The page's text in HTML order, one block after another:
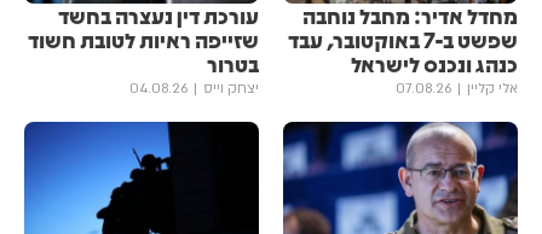
מחדל אדיר: מחבל נוחבה
שפשט ב-7 באוקטובר, עבד
כנהג ונכנס לישראל
אלי קליין 07.08.26
עורכת דין נעצרה בחשד
שזייפה ראיות לטובת חשוד
בטרור
יצחק וייס 04.08.26